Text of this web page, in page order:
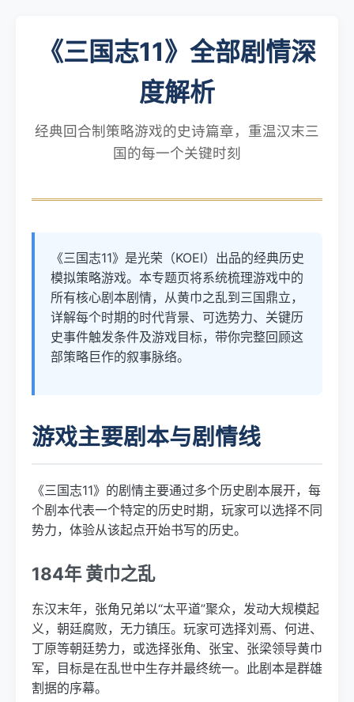
《三国志11》全部剧情深
度解析
经典回合制策略游戏的史诗篇章，重温汉末三
国的每一个关键时刻
《三国志11》是光荣（KOEI）出品的经典历史
模拟策略游戏。本专题页将系统梳理游戏中的
所有核心剧本剧情，从黄巾之乱到三国鼎立，
详解每个时期的时代背景、可选势力、关键历
史事件触发条件及游戏目标，带你完整回顾这
部策略巨作的叙事脉络。
游戏主要剧本与剧情线
《三国志11》的剧情主要通过多个历史剧本展开，每
个剧本代表一个特定的历史时期，玩家可以选择不同
势力，体验从该起点开始书写的历史。
184年 黄巾之乱
东汉末年，张角兄弟以“太平道”聚众，发动大规模起
义，朝廷腐败，无力镇压。玩家可选择刘焉、何进、
丁原等朝廷势力，或选择张角、张宝、张梁领导黄巾
军，目标是在乱世中生存并最终统一。此剧本是群雄
割据的序幕。